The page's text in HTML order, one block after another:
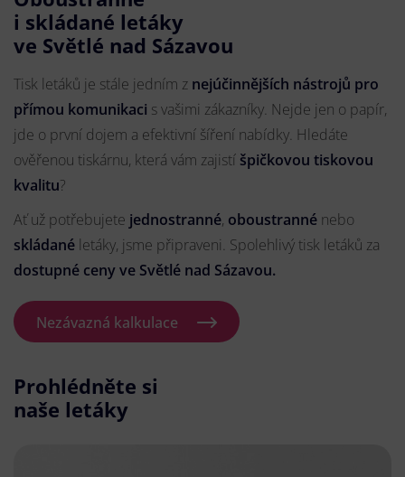
i skládané letáky
ve Světlé nad Sázavou
Tisk letáků je stále jedním z nejúčinnějších nástrojů pro
přímou komunikaci s vašimi zákazníky. Nejde jen o papír,
jde o první dojem a efektivní šíření nabídky. Hledáte
ověřenou tiskárnu, která vám zajistí špičkovou tiskovou
kvalitu?
Ať už potřebujete jednostranné, oboustranné nebo
skládané letáky, jsme připraveni. Spolehlivý tisk letáků za
dostupné ceny ve Světlé nad Sázavou.
Nezávazná kalkulace
Prohlédněte si
naše letáky